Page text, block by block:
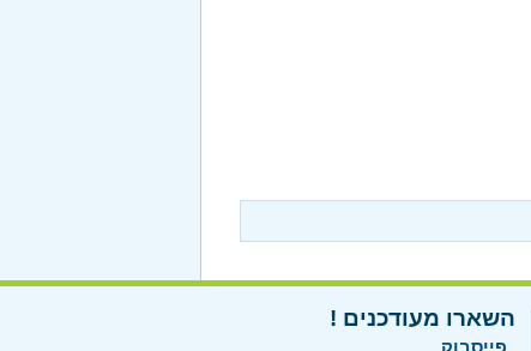
השארו מעודכנים !
פייסבוק